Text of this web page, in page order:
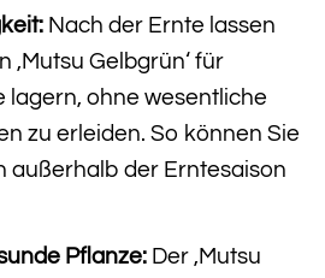
Nach der Ernte lassen
‚Mutsu Gelbgrün‘ für
lagern, ohne wesentliche
zu erleiden. So können Sie
außerhalb der Erntesaison
Pflanze:Der ‚Mutsu